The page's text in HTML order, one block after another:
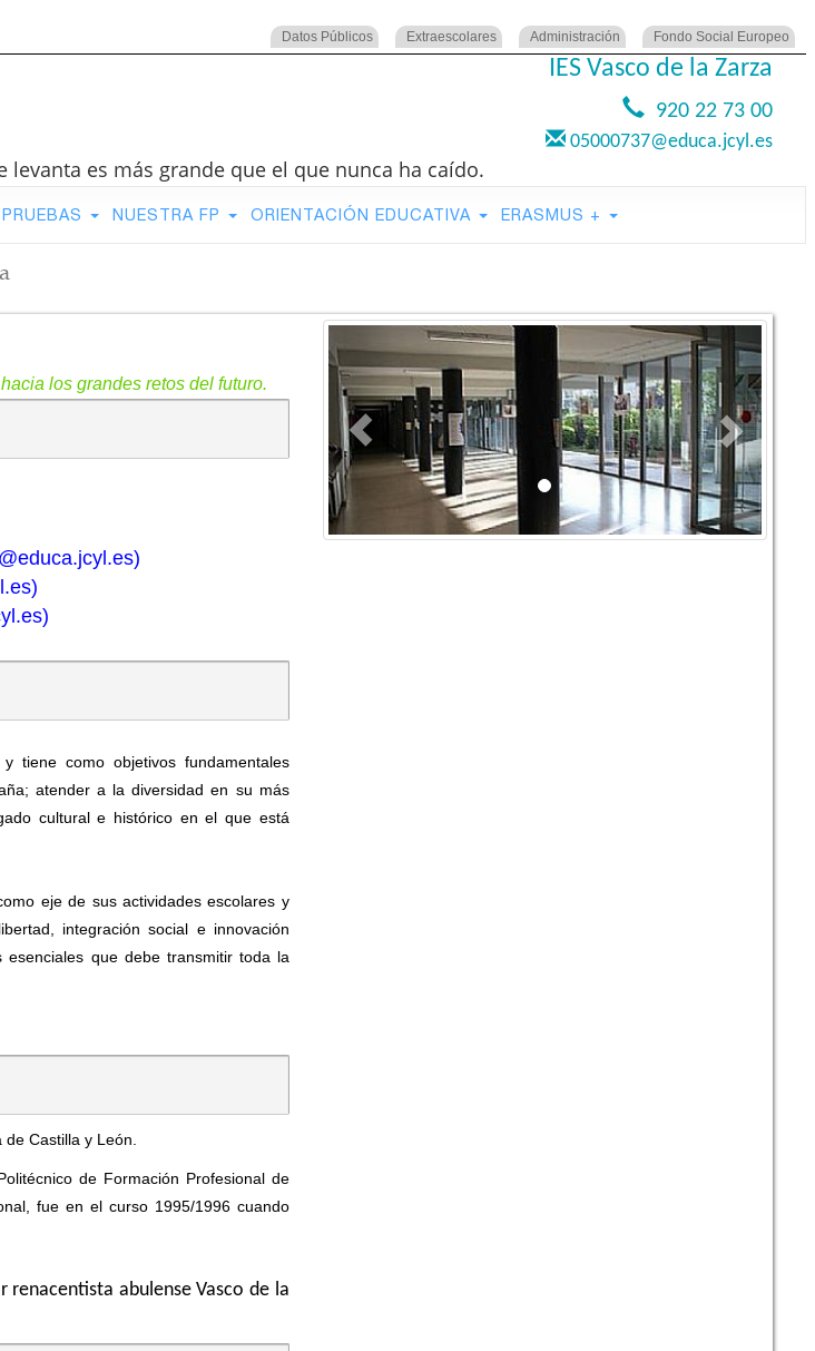
Datos Públicos Extraescolares Administración Fondo Social Europeo
IES Vasco de la Zarza
920 22 73 00
05000737@educa.jcyl.es
levanta es más grande que el que nunca ha caído.
PRUEBAS NUESTRA FP ORIENTACIÓN EDUCATIVA ERASMUS +
los grandes retos del futuro.
tiene como objetivos fundamentales
atender a la diversidad en su más
cultural e histórico en el que está
eje de sus actividades escolares y
integración social e innovación
que debe transmitir toda la
de Castilla y León.
de Formación Profesional de
fue en el curso 1995/1996 cuando
abulense Vasco de la
Previous Next